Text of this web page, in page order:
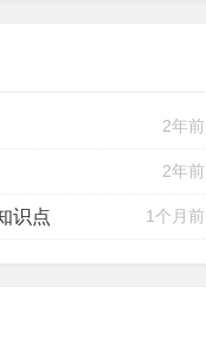
2年前
2年前
识点 1个月前